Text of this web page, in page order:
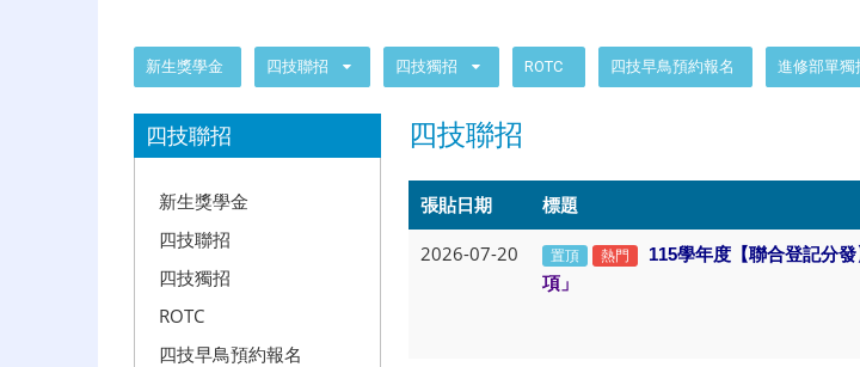
新生獎學金 四技聯招 四技獨招 ROTC 四技早鳥預約報名 進修部單獨
四技聯招
新生獎學金
四技聯招
四技獨招
ROTC
四技早鳥預約報名
四技聯招
張貼日期 標題
2026-07-20 置頂 熱門 115學年度【聯合登記分發
項」